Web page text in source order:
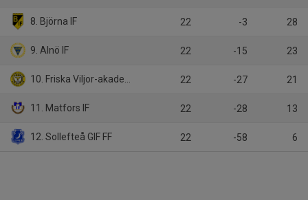
8. Björna IF 22 -3 28
9. Alnö IF 22 -15 23
10. Friska Viljor-akademi FC 22 -27 21
11. Matfors IF 22 -28 13
12. Sollefteå GIF FF 22 -58 6